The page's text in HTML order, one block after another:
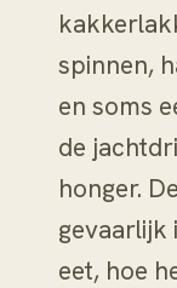
spinnen,
en soms
de
honger.
gevaarlijk
eet, hoe